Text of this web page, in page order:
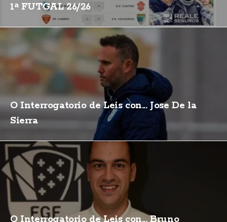
1ª FUTGAL 26/26
O Interrogatorio de Leis con... Jose De la
Sierra
O Interrogatorio de Leis con... Bruno